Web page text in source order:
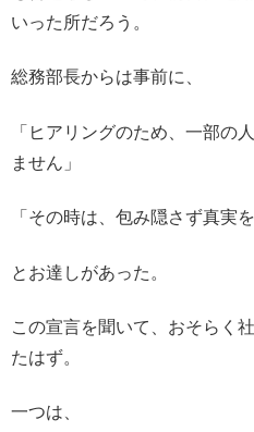
いった所だろう。
総務部長からは事前に、
「ヒアリングのため、一部の
ません」
「その時は、包み隠さず真実
とお達しがあった。
この宣言を聞いて、おそらく
たはず。
一つは、